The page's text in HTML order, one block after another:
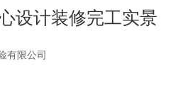
设计装修完工实景
有限公司